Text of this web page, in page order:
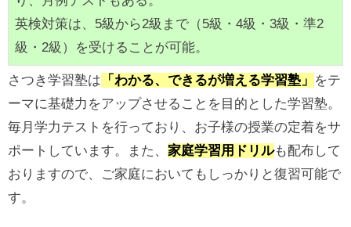
英検対策は、5級から2級まで（5級・4級・3級・準2
級・2級）を受けることが可能。
さつき学習塾は 「わかる、できるが増える学習塾」 をテ
ーマに基礎力をアップさせることを目的とした学習塾。
毎月学力テストを行っており、お子様の授業の定着をサ
ポートしています。また、 家庭学習用ドリルも配布して
おりますので、ご家庭においてもしっかりと復習可能で
す。